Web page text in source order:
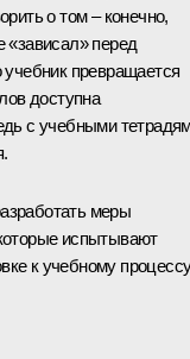
о том – конечно,
«зависал» перед
превращается
доступна
с учебными
меры
испытывают
к учебному